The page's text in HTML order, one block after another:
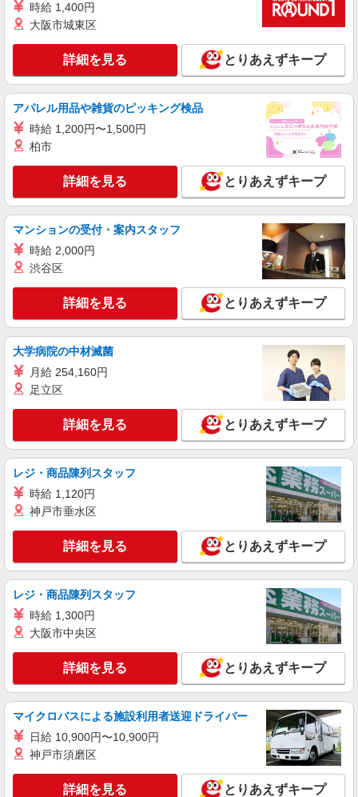
キープ 詳細を見る
株式会社テクノ・サービス/お仕事No/0884069
フォークリフトなど
時給1350円 月収例：212、000円（月収例21日
実働）（残業・休日出勤手当て等が含まれていま
群馬県高崎市 ＊車・バイク通勤OK
キープ 詳細を見る
派遣社員
株式会社テクノ・サービス/お仕事No/0905403
時給1200円 月収例：233、000円（月収例21日
実働残業代込）（残業・休日出勤手当て等が含ま
れています） 交通費全額支給
群馬県高崎市 ＊車・バイク通勤OK
キープ 詳細を見る
派遣社員
株式会社テクノ・サービス/お仕事No/0899480
フォークリフト作業
時給1350円 月収例：295、000円（月収例21日
実働残業代込）（残業・休日出勤手当て等が含ま
れています） 交通費全額支給
群馬県高崎市 ＊車・バイク通勤OK
キープ 詳細を見る
時給 1,400円
大阪市城東区
詳細を見る とりあえずキープ
アパレル用品や雑貨のピッキング検品
時給 1,200円〜1,500円
柏市
詳細を見る とりあえずキープ
マンションの受付・案内スタッフ
時給 2,000円
渋谷区
詳細を見る とりあえずキープ
大学病院の中材滅菌
月給 254,160円
足立区
詳細を見る とりあえずキープ
レジ・商品陳列スタッフ
時給 1,120円
神戸市垂水区
詳細を見る とりあえずキープ
レジ・商品陳列スタッフ
時給 1,300円
大阪市中央区
詳細を見る とりあえずキープ
マイクロバスによる施設利用者送迎ドライバー
日給 10,900円〜10,900円
神戸市須磨区
詳細を見る とりあえずキープ